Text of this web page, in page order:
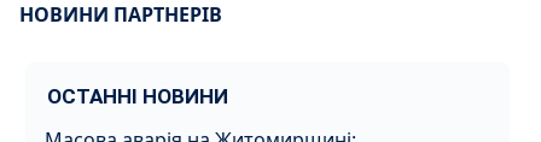
НОВИНИ ПАРТНЕРІВ
ОСТАННІ НОВИНИ